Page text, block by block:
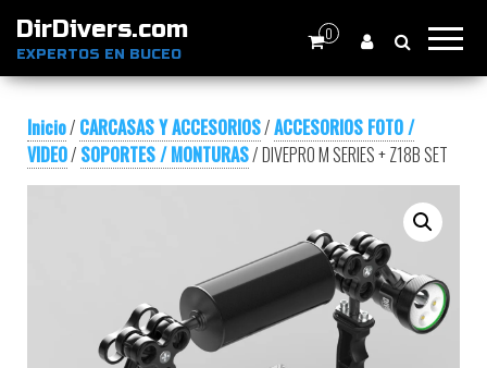
DirDivers.com
EXPERTOS EN BUCEO
0
Inicio/ CARCASAS Y ACCESORIOS/ACCESORIOS FOTO /
VIDEO/ SOPORTES / MONTURAS/ DIVEPRO M SERIES + Z18B SET